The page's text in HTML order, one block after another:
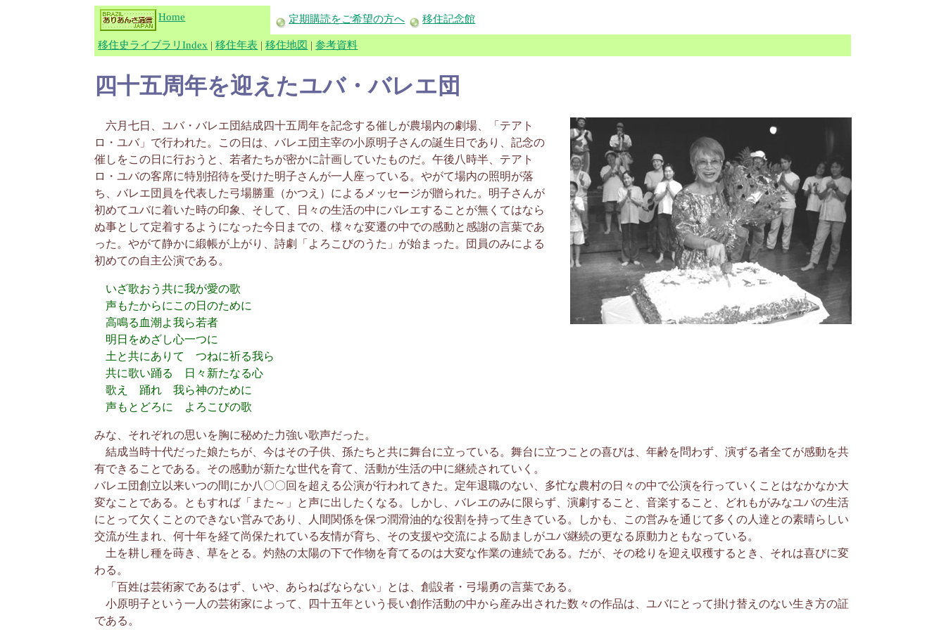
Home 定期購読をご希望の方へ 移住記念館
移住史ライブラリIndex |移住年表 |移住地図 |参考資料
四十五周年を迎えたユバ・バレエ団
六月七日、ユバ・バレエ団結成四十五周年を記念する催しが農場内の劇場、「テアト
ロ・ユバ」で行われた。この日は、バレエ団主宰の小原明子さんの誕生日であり、記念の
催しをこの日に行おうと、若者たちが密かに計画していたものだ。午後八時半、テアト
ロ・ユバの客席に特別招待を受けた明子さんが一人座っている。やがて場内の照明が落
ち、バレエ団員を代表した弓場勝重（かつえ）によるメッセージが贈られた。明子さんが
初めてユバに着いた時の印象、そして、日々の生活の中にバレエすることが無くてはなら
ぬ事として定着するようになった今日までの、様々な変遷の中での感動と感謝の言葉であ
った。やがて静かに緞帳が上がり、詩劇「よろこびのうた」が始まった。団員のみによる
初めての自主公演である。
いざ歌おう共に我が愛の歌
声もたからにこの日のために
高鳴る血潮よ我ら若者
明日をめざし心一つに
土と共にありて つねに祈る我ら
共に歌い踊る 日々新たなる心
歌え 踊れ 我ら神のために
声もとどろに よろこびの歌
みな、それぞれの思いを胸に秘めた力強い歌声だった。
結成当時十代だった娘たちが、今はその子供、孫たちと共に舞台に立っている。舞台に立つことの喜びは、年齢を問わず、演ずる者全てが感動を共
有できることである。その感動が新たな世代を育て、活動が生活の中に継続されていく。
バレエ団創立以来いつの間にか八〇〇回を超える公演が行われてきた。定年退職のない、多忙な農村の日々の中で公演を行っていくことはなかなか大
変なことである。ともすれば「また～」と声に出したくなる。しかし、バレエのみに限らず、演劇すること、音楽すること、どれもがみなユバの生活
にとって欠くことのできない営みであり、人間関係を保つ潤滑油的な役割を持って生きている。しかも、この営みを通じて多くの人達との素晴らしい
交流が生まれ、何十年を経て尚保たれている友情が育ち、その支援や交流による励ましがユバ継続の更なる原動力ともなっている。
土を耕し種を蒔き、草をとる。灼熱の太陽の下で作物を育てるのは大変な作業の連続である。だが、その稔りを迎え収穫するとき、それは喜びに変
わる。
「百姓は芸術家であるはず、いや、あらねばならない」とは、創設者・弓場勇の言葉である。
小原明子という一人の芸術家によって、四十五年という長い創作活動の中から産み出された数々の作品は、ユバにとって掛け替えのない生き方の証
である。